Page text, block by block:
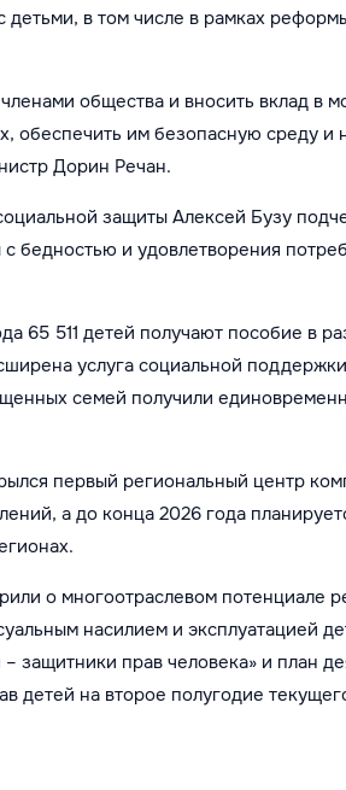
детьми, в том числе в рамках
общества и вносить вклад в
обеспечить им безопасную среду и
Дорин Речан.
защиты Алексей Бузу
бедностью и удовлетворения
65 511 детей получают пособие в
услуга социальной
семей получили
первый региональный центр
а до конца 2026 года
о многоотраслевом потенциале
насилием и эксплуатацией
защитники прав человека» и план
детей на второе полугодие